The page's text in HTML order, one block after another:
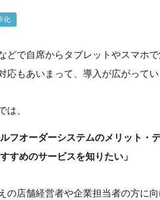
化
どで自席からタブレットやスマホ
応もあいまって、導入が広がってい
は、
ルフオーダーシステムのメリット・
すすめのサービスを知りたい」
の店舗経営者や企業担当者の方に向